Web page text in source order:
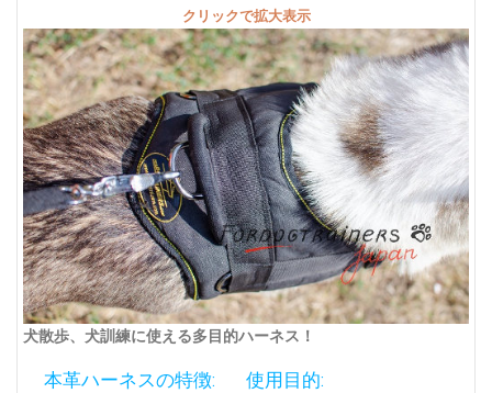
クリックで拡大表示
犬散歩、犬訓練に使える多目的ハーネス！
本革ハーネスの特徴: 使用目的: